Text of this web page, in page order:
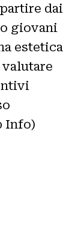
dai
giovani
estetica
Info)